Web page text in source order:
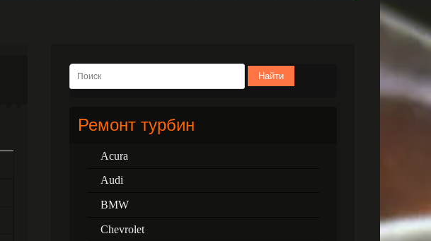
Найти
Ремонт турбин
Acura
Audi
BMW
Chevrolet